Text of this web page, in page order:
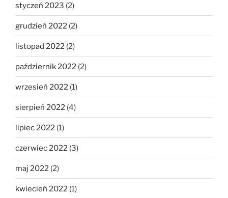
styczeń 2023 (2)
grudzień 2022 (2)
listopad 2022 (2)
październik 2022 (2)
wrzesień 2022 (1)
sierpień 2022 (4)
lipiec 2022 (1)
czerwiec 2022 (3)
maj 2022 (2)
kwiecień 2022 (1)